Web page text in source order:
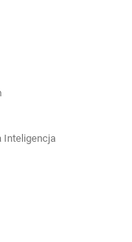
Inteligencja